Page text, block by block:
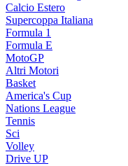
Calcio Estero
Supercoppa Italiana
Formula 1
Formula E
MotoGP
Altri Motori
Basket
America's Cup
Nations League
Tennis
Sci
Volley
Drive UP